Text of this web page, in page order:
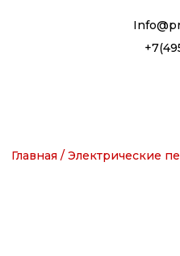
Info@premiumspa.ru
+7(495) 665-51-92